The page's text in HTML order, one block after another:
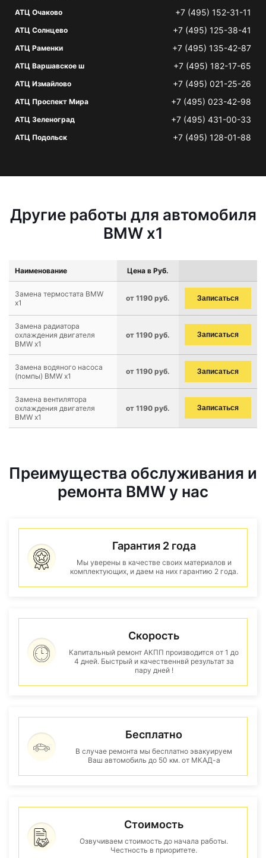
АТЦ Очаково +7 (495) 152-31-11
АТЦ Солнцево +7 (495) 125-38-41
АТЦ Раменки +7 (495) 135-42-87
АТЦ Варшавское ш +7 (495) 182-17-65
АТЦ Измайлово +7 (495) 021-25-26
АТЦ Проспект Мира +7 (495) 023-42-98
АТЦ Зеленоград +7 (495) 431-00-33
АТЦ Подольск +7 (495) 128-01-88
Другие работы для автомобиля
BMW x1
Наименование Цена в Руб.
Замена термостата BMW
x1
от 1190 руб. Записаться
Замена радиатора
охлаждения двигателя
BMW x1
от 1190 руб. Записаться
Замена водяного насоса
(помпы) BMW x1
от 1190 руб. Записаться
Замена вентилятора
охлаждения двигателя
BMW x1
от 1190 руб. Записаться
Преимущества обслуживания и
ремонта BMW у нас
Гарантия 2 года
Мы уверены в качестве своих материалов и
комплектующих, и даем на них гарантию 2 года.
Скорость
Капитальный ремонт АКПП производится от 1 до
4 дней. Быстрый и качественнвй результат за
пару дней !
Бесплатно
В случае ремонта мы бесплатно эвакуируем
Ваш автомобиль до 50 км. от МКАД-а
Стоимость
Озвучиваем стоимость до начала работы.
Честность в приоритете.